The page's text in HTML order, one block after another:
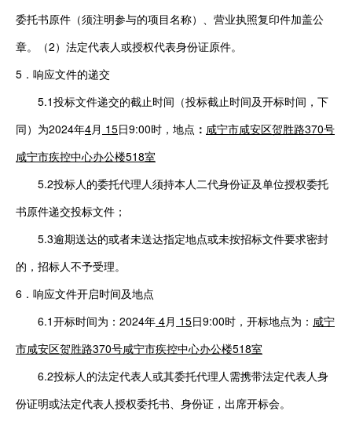
委托书原件（须注明参与的项目名称）、营业执照复印件加盖公
章。（2）法定代表人或授权代表身份证原件。
5 ． 响应文件的递交
5.1投标文件递交的截止时间（投标截止时间及开标时间，下
同） 为2024年4月 15日9:00时，地点 ： 咸宁市咸安区贺胜路370号
咸宁市疾控中心办公楼518室
5.2投标人的委托代理人须持本人二代身份证及单位授权委托
书原件递交投标文件；
5.3逾期送达的或者未送达指定地点或未按招标文件要求密封
的，招标人不予受理。
6 ． 响应文件开启时间及地点
6.1开标时间为： 2024年 4月 15日9:00时，开标地点为： 咸宁
市咸安区贺胜路370号咸宁市疾控中心办公楼518室
6.2投标人的法定代表人或其委托代理人需携带法定代表人身
份证明或法定代表人授权委托书、身份证，出席开标会。